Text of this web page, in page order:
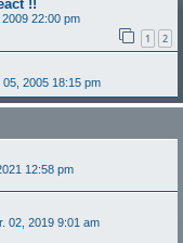
!!
22:00 pm
1 2
05, 2005 18:15 pm
12:58 pm
02, 2019 9:01 am